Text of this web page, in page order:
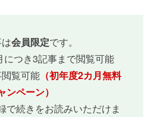
会員限定です。
つき3記事まで閲覧可能
覧可能（初年度2カ月無料
ンペーン）
で続きをお読みいただけま